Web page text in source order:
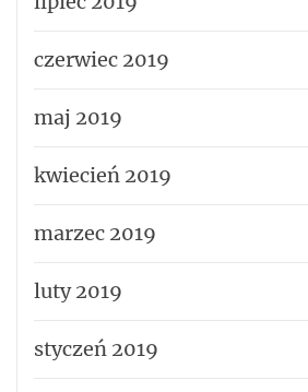
czerwiec 2019
maj 2019
kwiecień 2019
marzec 2019
luty 2019
styczeń 2019